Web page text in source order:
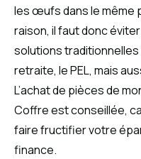
les œufs dans le même
raison, il faut donc
solutions traditionnelles
retraite, le PEL, mais
L’achat de pièces de
Coffre est conseillée,
faire fructifier votre
finance.